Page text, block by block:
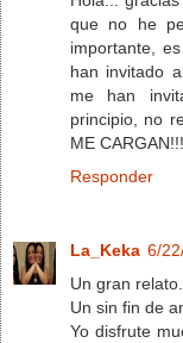
que no he
importante,
han invitado
me han
principio, no
ME
Responder
La_Keka 6/
Un gran relato.
Un sin fin de
Yo disfrute